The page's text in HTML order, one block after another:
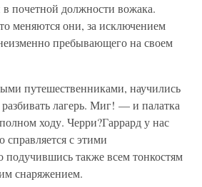
почетной должности вожака.
меняются они, за исключением
пребывающего на своем
путешественниками, научились
лагерь. Миг! — и палатка
ходу. Черри?Гаррард у нас
с этими
подучившись также всем тонкостям
снаряжением.